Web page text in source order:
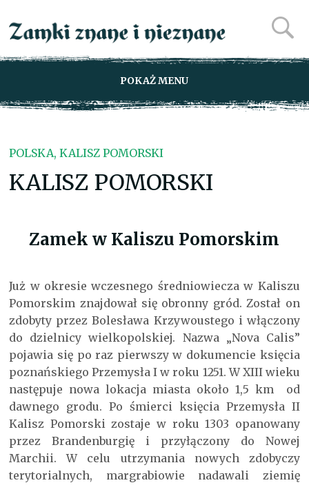
POKAŻ MENU
POLSKA, KALISZ POMORSKI
KALISZ POMORSKI
Zamek w Kaliszu Pomorskim
Już w okresie wczesnego średniowiecza w Kaliszu
Pomorskim znajdował się obronny gród. Został on
zdobyty przez Bolesława Krzywoustego i włączony
do dzielnicy wielkopolskiej. Nazwa „Nova Calis”
pojawia się po raz pierwszy w dokumencie księcia
poznańskiego Przemysła I w roku 1251. W XIII wieku
następuje nowa lokacja miasta około 1,5 km od
dawnego grodu. Po śmierci księcia Przemysła II
Kalisz Pomorski zostaje w roku 1303 opanowany
przez Brandenburgię i przyłączony do Nowej
Marchii. W celu utrzymania nowych zdobyczy
terytorialnych, margrabiowie nadawali ziemię